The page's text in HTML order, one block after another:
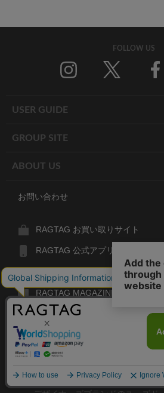
FOLLOW US
USER GUIDE
GROUP SITE
ABOUT US
お問い合わせ
RAGTAG お買い取りサイト
RAGTAG 公式アプリ
RAGTAG MEMBER'S CARD
RAGTAG MAGAZINE
RAGTAG Global
RAGTAG
デザイナーズブランドのユーズド